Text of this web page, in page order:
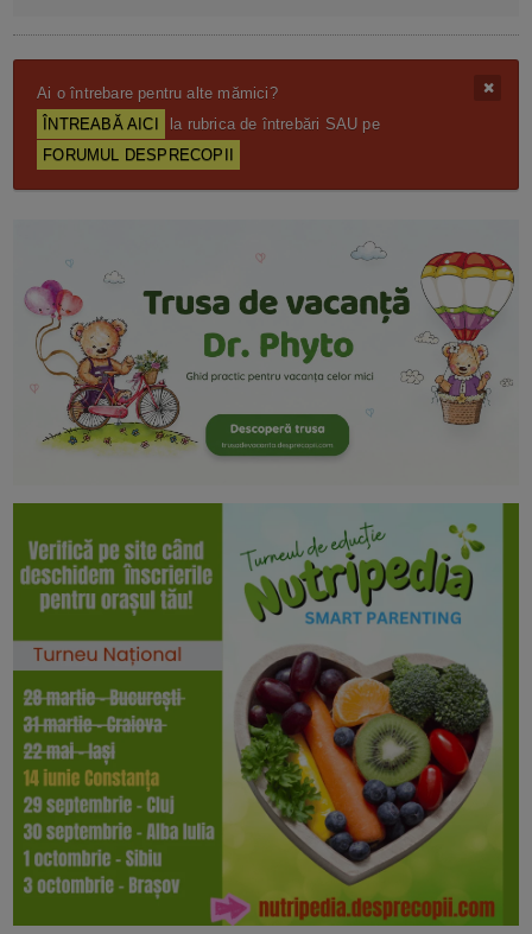
Ai o întrebare pentru alte mămici?
ÎNTREABĂ AICI
la rubrica de întrebări SAU pe
FORUMUL DESPRECOPII